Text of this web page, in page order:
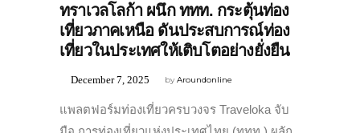
ทราเวลโลก้า ผนึก ททท. กระตุ้นท่อง
เที่ยวภาคเหนือ ดันประสบการณ์ท่อง
เที่ยวในประเทศให้เติบโตอย่างยั่งยืน
byAroundonline
December 7, 2025
แพลตฟอร์มท่องเที่ยวครบวงจร Traveloka จับ